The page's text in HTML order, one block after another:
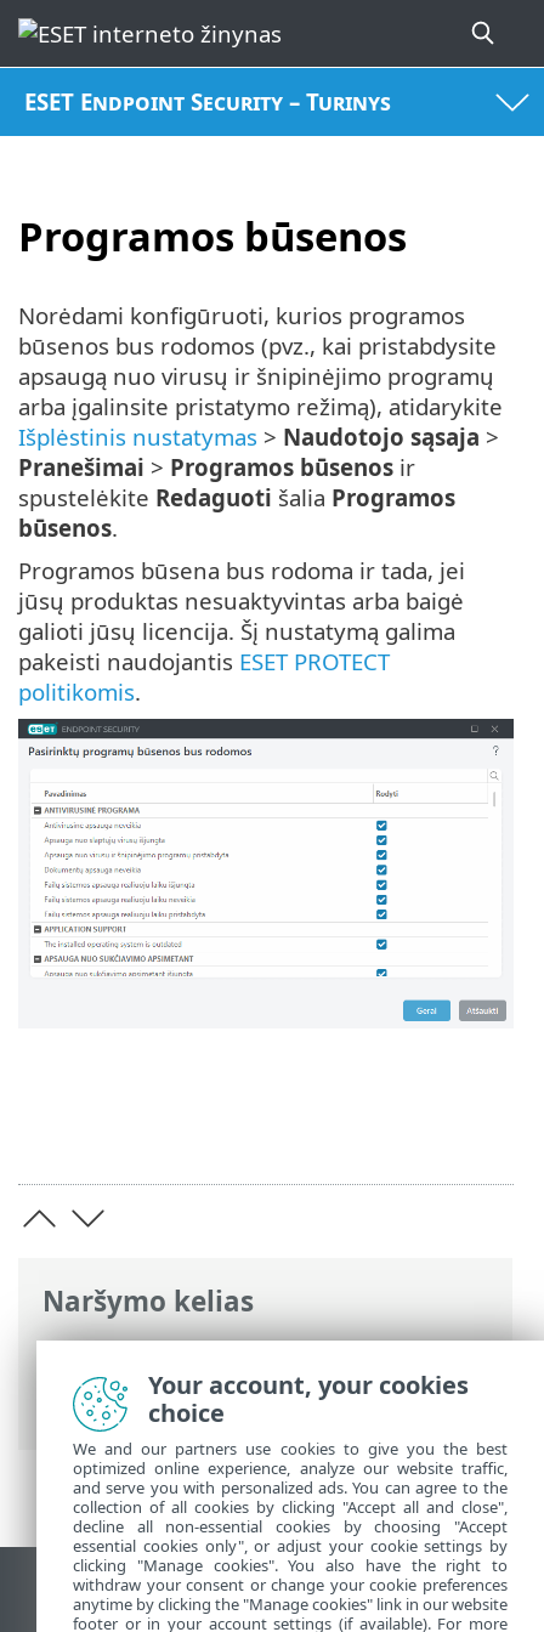
ESET Endpoint Security – Turinys
Programos būsenos
Naršymo kelias
ESET interneto žinynas>ESET Endpoint
Security >Išplėstiniai nustatymai>
Pranešimai> Programos būsenos
Norėdami konfigūruoti, kurios programos
būsenos bus rodomos (pvz., kai pristabdysite
apsaugą nuo virusų ir šnipinėjimo programų
arba įgalinsite pristatymo režimą), atidarykite
Išplėstinis nustatymas > Naudotojo sąsaja >
Pranešimai > Programos būsenos ir
spustelėkite Redaguoti šalia Programos
būsenos.
Programos būsena bus rodoma ir tada, jei
jūsų produktas nesuaktyvintas arba baigė
galioti jūsų licencija. Šį nustatymą galima
pakeisti naudojantis ESET PROTECT
politikomis.
Rodyti darbalaukio tinklavietę
Your account, your cookies
choice
We and our partners use cookies to give you the best
optimized online experience, analyze our website traffic,
and serve you with personalized ads. You can agree to the
collection of all cookies by clicking "Accept all and close",
decline all non-essential cookies by choosing "Accept
essential cookies only", or adjust your cookie settings by
clicking "Manage cookies". You also have the right to
withdraw your consent or change your cookie preferences
anytime by clicking the "Manage cookies" link in our website
footer or in your account settings (if available). For more